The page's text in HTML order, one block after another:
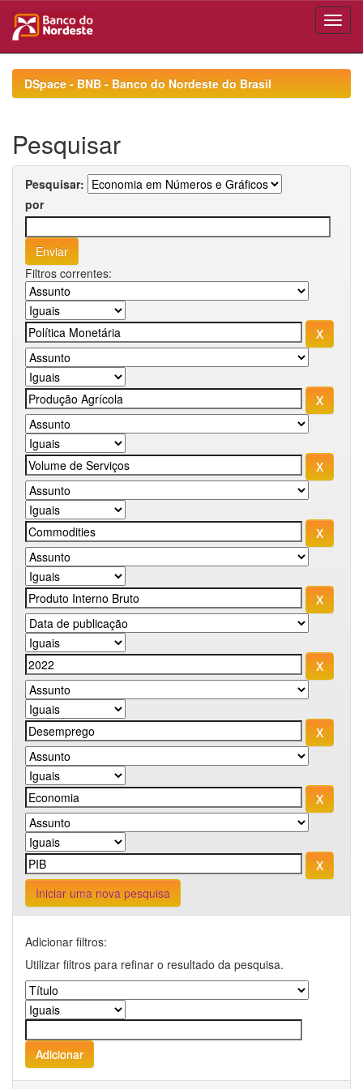
navigationDSpace - BNB - Banco do Nordeste do Brasil
Pesquisar
Pesquisar:
por
Filtros correntes:
Iniciar uma nova pesquisa
Adicionar filtros:
Utilizar filtros para refinar o resultado da pesquisa.